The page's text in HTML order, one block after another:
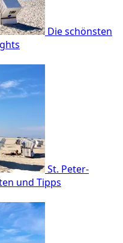
Die schönsten
St. Peter-
und Tipps